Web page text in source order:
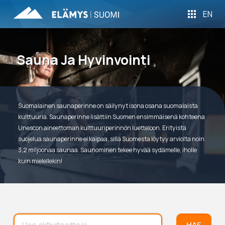
EN
Sauna Ja Hyvinvointi
Suomalainen saunaperinne on säilynyt isona osana suomalaista
kulttuuria. Saunaperinne lisättiin Suomen ensimmäisenä kohteena
Unescon aineettoman kulttuuriperinnön luetteloon. Erityistä
suojelua saunaperinne ei kaipaa, sillä Suomesta löytyy arviolta noin
3,2 miljoonaa saunaa. Saunominen tekee hyvää sydämelle, iholle
kuin mielellekin!